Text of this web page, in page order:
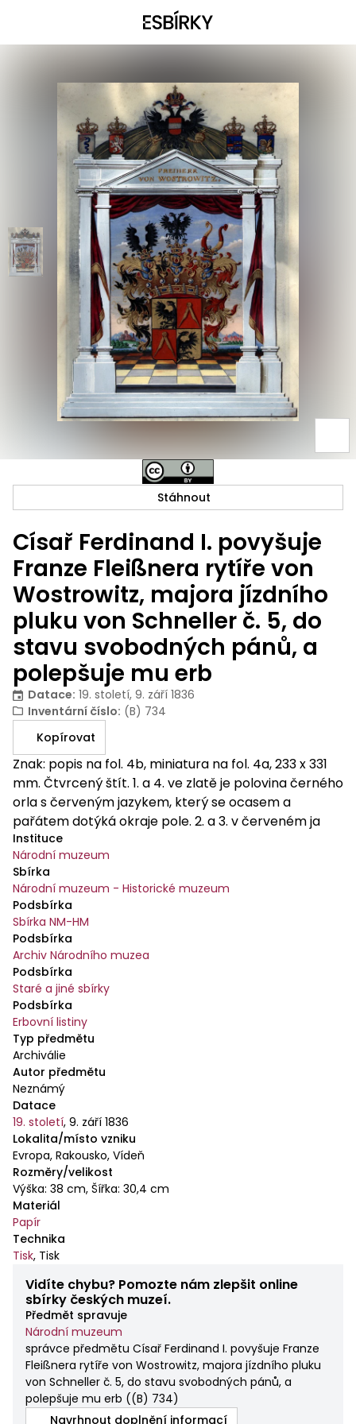
Císař Ferdinand I. povyšuje
Franze Fleißnera rytíře von
Wostrowitz, majora jízdního
pluku von Schneller č. 5, do
stavu svobodných pánů, a
polepšuje mu erb
Datace: 19. století, 9. září 1836
Inventární číslo: (B) 734
Kopírovat
Znak: popis na fol. 4b, miniatura na fol. 4a, 233 x 331
mm. Čtvrcený štít. 1. a 4. ve zlatě je polovina černého
orla s červeným jazykem, který se ocasem a
pařátem dotýká okraje pole. 2. a 3. v červeném ja
zlaté kružidlo 1). Na štítě spočívá koruna svobodných
pánů a na ní tři korunované turnajské přílby. Klenoty:
I. dvě rozevřená černá křídla; přikrývadla černo -
zlatá. II. černý orel s červenými jazyky; přikrývadla
černo - zlatá, červeno - zlatá. III. dva rohy, pravý
dělený zlato - červeně, levý opačně; přikrývadla
červeno - zlatá. Miniatura je zarámována dole
čtyřstupňovým podstavcem, na němž stojí na každé
straně dva hranolovité sloupy s širšími sokly a
nahoře s malou pseudoiónskou hlavicí nad kladím s
hnědě naznačeným akantovým reliéfem. Na
vnějších sloupech spočívá sima, na vnitřních
sloupech tympanon. Vše je bělavé. Vnitřek
tympanonu je šedý a ve dvou řádkách je v něm zlatý
nápis FREIHERR/VON WOSTROWITZ. Na simě je
olivově zelená kupole se zlatě vyznačenými švy
jednotlivých výsečí. Na vrcholu tympanonu je
císařský znak: černý orel se zlatou zbrojí a
červenými jazyky, který je korunovaný císařskou
korunou, v pravém pařátu drží stříbrný meč se
zlatým jilcem a záštitou, v levém pařátu zlatou sféru,
na prsou nese červený španělský štítek se
stříbrným břevnem. Po obou stranách císařského
znaku je na simě před kupolí po dvou podstavcích
stejné barvy jako celá stavba. Každý podstavec nese
francouzský štít se znakem, který je korunován
královskou korunou. Zprava doleva jde o: I. království
lombardské: ve stříbře modrý had požírající dítě
přirozených barev; II. království české: v červeném
stříbrný, dvojocasý, zlatě korunovaný lev s
červeným jazykem; III. království haličsko -
Instituce
Národní muzeum
Sbírka
Národní muzeum - Historické muzeum
Podsbírka
Sbírka NM-HM
Podsbírka
Archiv Národního muzea
Podsbírka
Staré a jiné sbírky
Podsbírka
Erbovní listiny
Typ předmětu
Archiválie
Autor předmětu
Neznámý
Datace
19. století, 9. září 1836
Lokalita/místo vzniku
Evropa, Rakousko, Vídeň
Rozměry/velikost
Výška: 38 cm, Šířka: 30,4 cm
Materiál
Papír
Technika
Tisk, Tisk
Vidíte chybu? Pomozte nám zlepšit online
sbírky českých muzeí.
Předmět spravuje
Národní muzeum
správce předmětu Císař Ferdinand I. povyšuje Franze
Fleißnera rytíře von Wostrowitz, majora jízdního pluku
von Schneller č. 5, do stavu svobodných pánů, a
polepšuje mu erb ((B) 734)
Navrhnout doplnění informací
Stáhnout